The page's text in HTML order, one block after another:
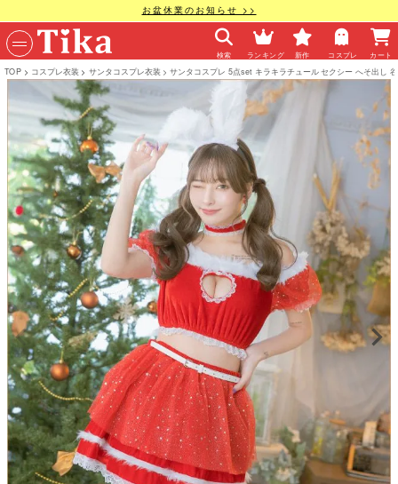
お盆休業のお知らせ >>
検索 ランキング 新作 コスプレ カート
TOP コスプレ衣装 サンタコスプレ衣装 サンタコスプレ 5点set キラキラチュール セクシー へそ出し